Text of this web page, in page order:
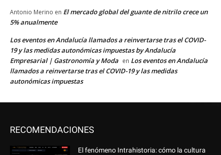
Antonio Merino en El mercado global del guante de nitrilo crece un
5% anualmente
Los eventos en Andalucía llamados a reinvertarse tras el COVID-
19 y las medidas autonómicas impuestas by Andalucía
Empresarial | Gastronomía y Moda en Los eventos en Andalucía
llamados a reinvertarse tras el COVID-19 y las medidas
autonómicas impuestas
RECOMENDACIONES
El fenómeno Intrahistoria: cómo la cultura